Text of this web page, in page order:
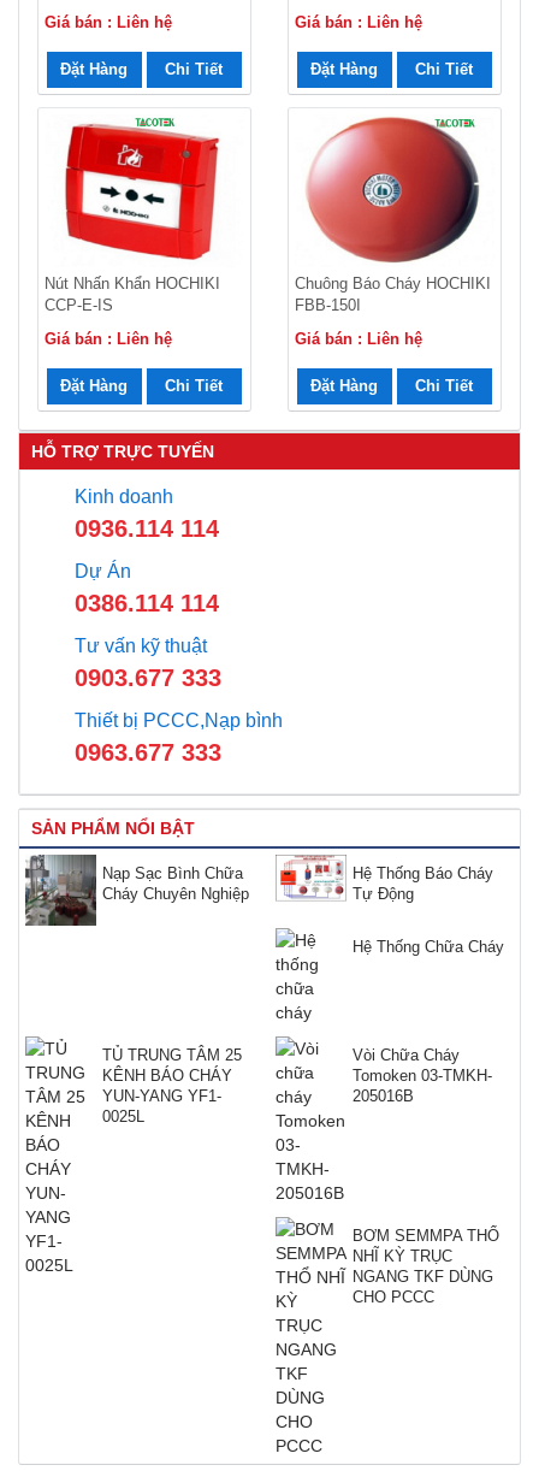
Giá bán : Liên hệ
Đặt Hàng Chi Tiết
Giá bán : Liên hệ
Đặt Hàng Chi Tiết
Nút Nhấn Khẩn HOCHIKI
CCP-E-IS
Giá bán : Liên hệ
Đặt Hàng Chi Tiết
Chuông Báo Cháy HOCHIKI
FBB-150I
Giá bán : Liên hệ
Đặt Hàng Chi Tiết
HỖ TRỢ TRỰC TUYẾN
Kinh doanh
0936.114 114
Dự Án
0386.114 114
Tư vấn kỹ thuật
0903.677 333
Thiết bị PCCC,Nạp bình
0963.677 333
SẢN PHẨM NỔI BẬT
Nạp Sạc Bình Chữa
Cháy Chuyên Nghiệp
Hệ Thống Báo Cháy
Tự Động
Hệ Thống Chữa Cháy
TỦ TRUNG TÂM 25
KÊNH BÁO CHÁY
YUN-YANG YF1-
0025L
Vòi Chữa Cháy
Tomoken 03-TMKH-
205016B
BƠM SEMMPA THỔ
NHĨ KỲ TRỤC
NGANG TKF DÙNG
CHO PCCC